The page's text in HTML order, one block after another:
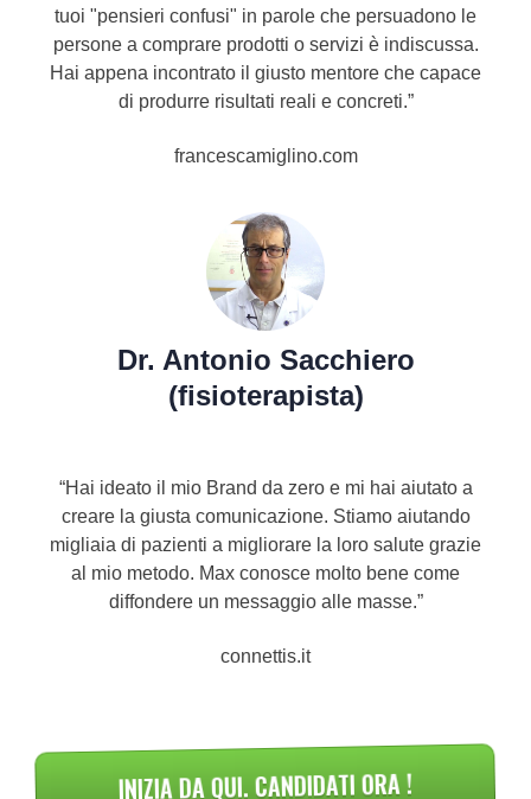
tuoi "pensieri confusi" in parole che persuadono le
persone a comprare prodotti o servizi è indiscussa.
Hai appena incontrato il giusto mentore che capace
di produrre risultati reali e concreti.”
francescamiglino.com
Dr. Antonio Sacchiero
(fisioterapista)
“Hai ideato il mio Brand da zero e mi hai aiutato a
creare la giusta comunicazione. Stiamo aiutando
migliaia di pazienti a migliorare la loro salute grazie
al mio metodo. Max conosce molto bene come
diffondere un messaggio alle masse.”
connettis.it
INIZIA DA QUI. CANDIDATI ORA !